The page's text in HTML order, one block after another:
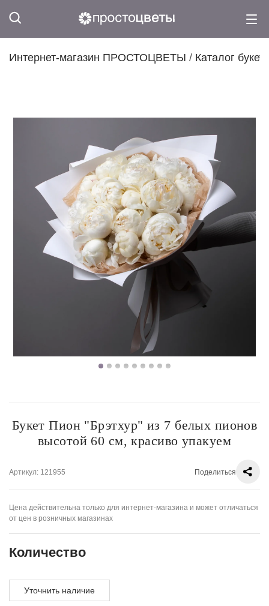
Интернет-магазин ПРОСТОЦВЕТЫ / Каталог
Букет Пион "Брэтхур" из 7 белых пионов
высотой 60 см, красиво упакуем
Артикул: 121955 Поделиться
Цена действительна только для интернет-магазина и может отличаться
от цен в розничных магазинах
Количество
Уточнить наличие